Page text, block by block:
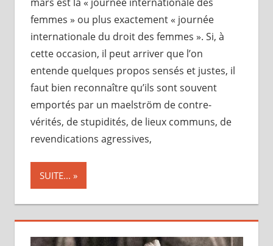
femmes » ou plus exactement « journée
internationale du droit des femmes ». Si, à
cette occasion, il peut arriver que l’on
entende quelques propos sensés et justes, il
faut bien reconnaître qu’ils sont souvent
emportés par un maelström de contre-
vérités, de stupidités, de lieux communs, de
revendications agressives,
SUITE...